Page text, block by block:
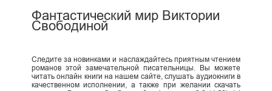
Фантастический мир Виктории
Свободиной
Следите за новинками и наслаждайтесь приятным чтением
романов этой замечательной писательницы. Вы можете
читать онлайн книги на нашем сайте, слушать аудиокниги в
качественном исполнении, а также при желании скачать